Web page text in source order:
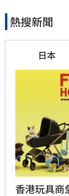
熱搜新聞
日本
香港玩具商